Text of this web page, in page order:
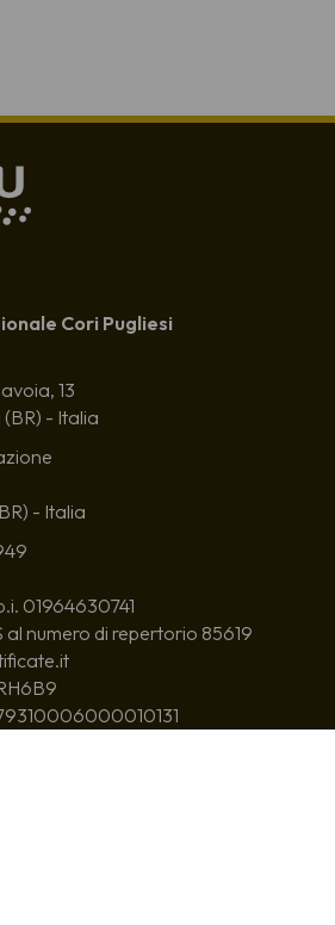
Cori Pugliesi
13
- Italia
- Italia
01964630741
al numero di repertorio 85619